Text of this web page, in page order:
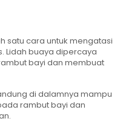
satu cara untuk mengatasi
Lidah buaya dipercaya
bayi dan membuat
di dalamnya mampu
rambut bayi dan